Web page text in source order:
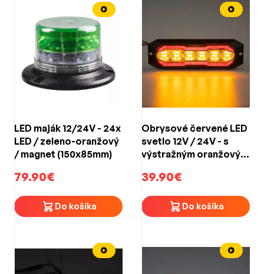
LED maják 12/24V - 24x
LED / zeleno-oranžový
/ magnet (150x85mm)
79.90€
Do košíka
Obrysové červené LED
svetlo 12V / 24V - s
výstražným oranžovým
R65 (129x40x15mm)
39.90€
Do košíka